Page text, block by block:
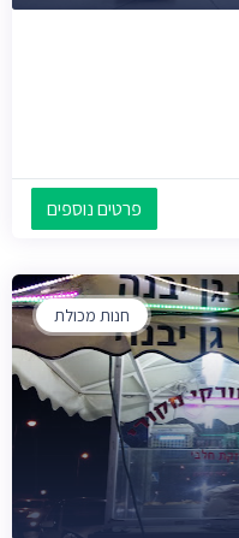
פרטים נוספים
חנות מכולת